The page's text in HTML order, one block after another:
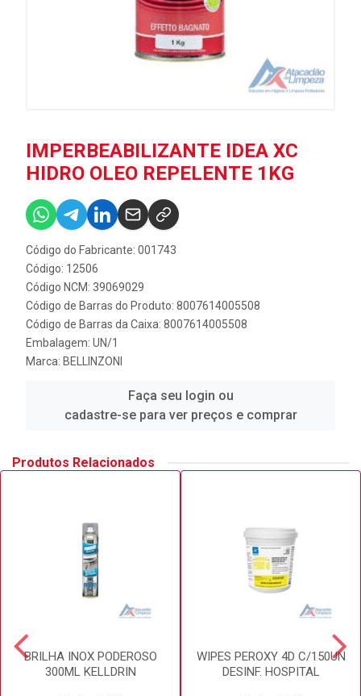
IMPERBEABILIZANTE IDEA XC
HIDRO OLEO REPELENTE 1KG
Código do Fabricante: 001743
Código: 12506
Código NCM: 39069029
Código de Barras do Produto: 8007614005508
Código de Barras da Caixa: 8007614005508
Embalagem: UN/1
Marca: BELLINZONI
Faça seu login ou
cadastre-se para ver preços e comprar
Produtos Relacionados
BRILHA INOX PODEROSO
300ML KELLDRIN
WIPES PEROXY 4D C/150UN
DESINF. HOSPITAL